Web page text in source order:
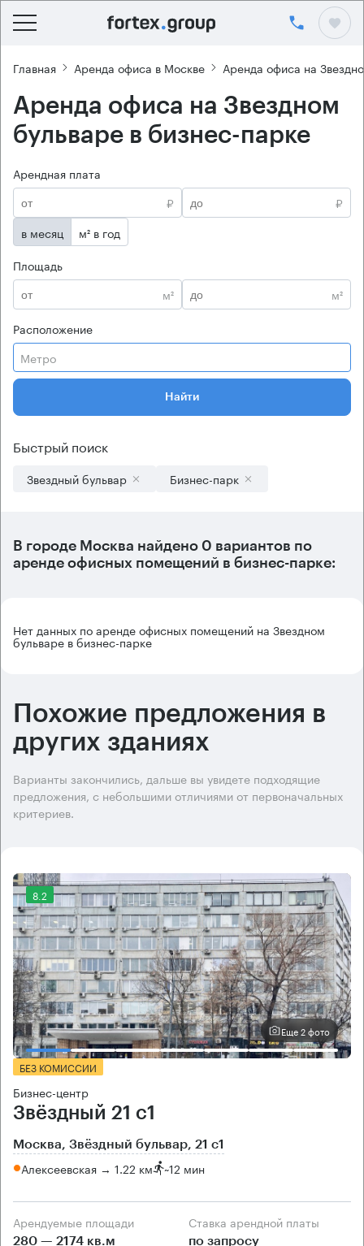
Главная Аренда офиса в Москве Аренда офиса на
Аренда офиса на Звездном
бульваре в бизнес-парке
Арендная плата
₽
₽
в месяц
м² в год
Площадь
м²
м²
Расположение
Метро
Найти
Быстрый поиск
Звездный бульвар Бизнес-парк
В городе Москва найдено 0 вариантов по
аренде офисных помещений в бизнес-парке:
Нет данных по аренде офисных помещений на Звездном
бульваре в бизнес-парке
Похожие предложения в
других зданиях
Варианты закончились, дальше вы увидете подходящие
предложения, с небольшими отличиями от первоначальных
критериев.
8.2
Еще 2 фото
БЕЗ КОМИССИИ
Бизнес-центр
Звёздный 21 с1
Москва, Звёздный бульвар, 21 с1
Алексеевская → 1.22 км ~12 мин
Арендуемые площади
280 — 2174 кв.м
Ставка арендной платы
по запросу